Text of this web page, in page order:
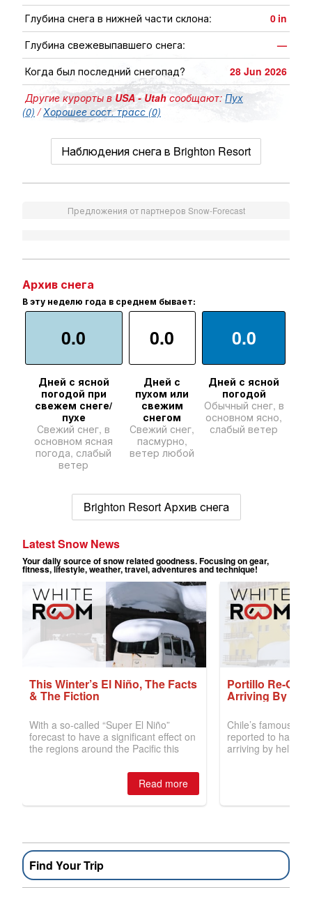
Глубина снега в нижней части склона:
0 in
Глубина свежевыпавшего снега:
—
Когда был последний снегопад?
28 Jun 2026
Другие курорты вUSA - Utah сообщают: Пух
(0) /Хорошее сост. трасс (0)
Наблюдения снега в Brighton Resort
Предложения от партнеров Snow-Forecast
Архив снега
В эту неделю года в среднем бывает:
0.0
Дней с ясной
погодой при
свежем снеге/
пухе
Свежий снег, в
основном ясная
погода, слабый
ветер
0.0
Дней с
пухом или
свежим
снегом
Свежий снег,
пасмурно,
ветер любой
0.0
Дней с ясной
погодой
Обычный снег, в
основном ясно,
слабый ветер
Brighton Resort Архив снега
Find Your Trip